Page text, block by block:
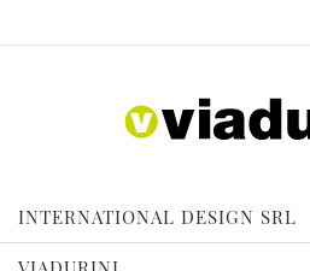
INTERNATIONAL DESIGN SRL